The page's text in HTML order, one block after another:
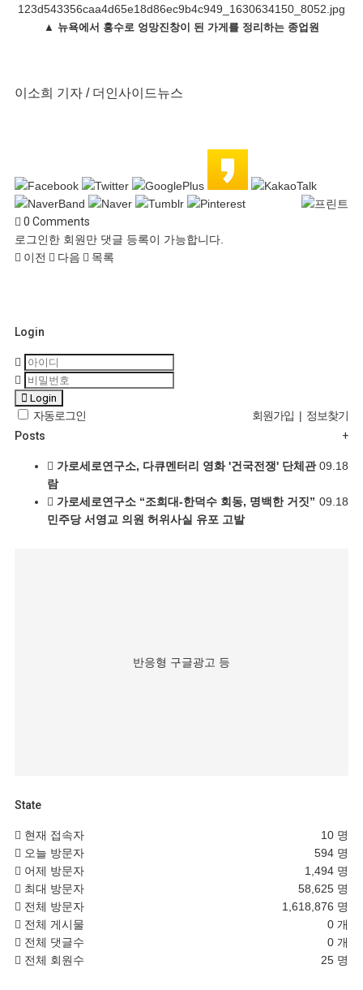
▲ 뉴욕에서 홍수로 엉망진창이 된 가게를 정리하는 종업원
이소희 기자 / 더인사이드뉴스
0 Comments
로그인한 회원만 댓글 등록이 가능합니다.
이전
다음 목록
Login
Login
자동로그인 회원가입 | 정보찾기
+
Posts
09.18
가로세로연구소, 다큐멘터리 영화 '건국전쟁' 단체관
람
09.18
가로세로연구소 “조희대-한덕수 회동, 명백한 거짓”
민주당 서영교 의원 허위사실 유포 고발
반응형 구글광고 등
State
현재 접속자
10 명
오늘 방문자
594 명
어제 방문자
1,494 명
최대 방문자
58,625 명
전체 방문자
1,618,876 명
전체 게시물
0 개
전체 댓글수
0 개
전체 회원수
25 명